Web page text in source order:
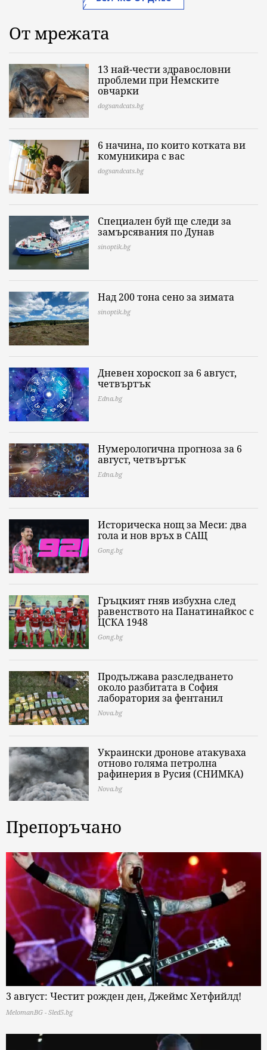
От мрежата
13 най-чести здравословни
проблеми при Немските
овчарки
dogsandcats.bg
6 начина, по които котката ви
комуникира с вас
dogsandcats.bg
Специален буй ще следи за
замърсявания по Дунав
sinoptik.bg
Над 200 тона сено за зимата
sinoptik.bg
Дневен хороскоп за 6 август,
четвъртък
Edna.bg
Нумерологична прогноза за 6
август, четвъртък
Edna.bg
Историческа нощ за Меси: два
гола и нов връх в САЩ
Gong.bg
Гръцкият гняв избухна след
равенството на Панатинайкос с
ЦСКА 1948
Gong.bg
Продължава разследването
около разбитата в София
лаборатория за фентанил
Nova.bg
Украински дронове атакуваха
отново голяма петролна
рафинерия в Русия (СНИМКА)
Nova.bg
Препоръчано
3 август: Честит рожден ден, Джеймс Хетфийлд!
MelomanBG - Sled5.bg